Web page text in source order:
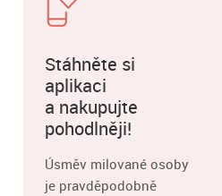
Stáhněte si
aplikaci
a nakupujte
pohodlněji!
Úsměv milované osoby
je pravděpodobně